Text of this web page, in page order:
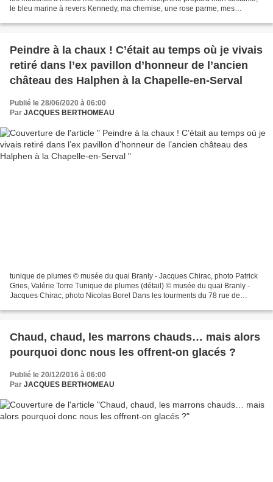
le bleu marine à revers Kennedy, ma chemise, une rose parme, mes
Peindre à la chaux ! C’était au temps où je vivais
retiré dans l’ex pavillon d’honneur de l’ancien
château des Halphen à la Chapelle-en-Serval
Publié le 28/06/2020 à 06:00
Par JACQUES BERTHOMEAU
tunique de plumes © musée du quai Branly - Jacques Chirac, photo Patrick
Gries, Valérie Torre Tunique de plumes (détail) © musée du quai Branly -
Jacques Chirac, photo Nicolas Borel Dans les tourments du 78 rue de
Chaud, chaud, les marrons chauds… mais alors
pourquoi donc nous les offrent-on glacés ?
Publié le 20/12/2016 à 06:00
Par JACQUES BERTHOMEAU